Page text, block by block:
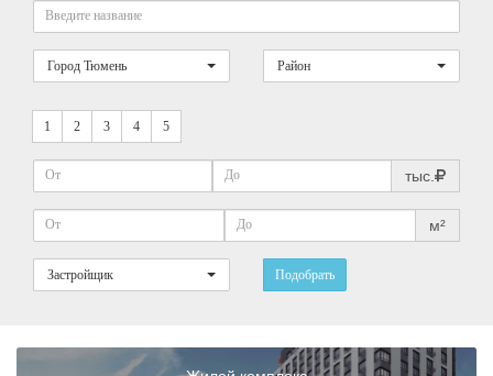
Город Тюмень Район
1 2 3 4 5
тыс.
м²
Застройщик Подобрать